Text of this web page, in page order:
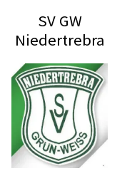
SV GW
Niedertrebra